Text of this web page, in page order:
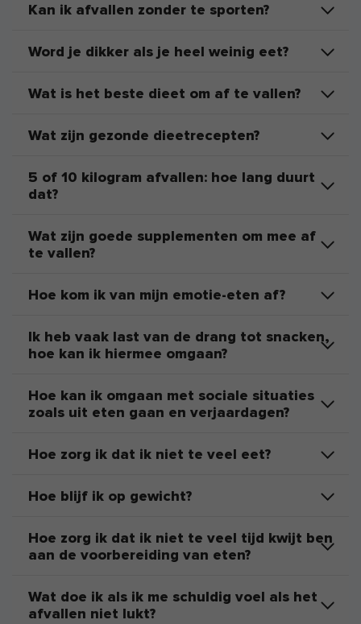
Kan ik afvallen zonder te sporten?
Word je dikker als je heel weinig eet?
Wat is het beste dieet om af te vallen?
Wat zijn gezonde dieetrecepten?
5 of 10 kilogram afvallen: hoe lang duurt
dat?
Wat zijn goede supplementen om mee af
te vallen?
Hoe kom ik van mijn emotie-eten af?
Ik heb vaak last van de drang tot snacken,
hoe kan ik hiermee omgaan?
Hoe kan ik omgaan met sociale situaties
zoals uit eten gaan en verjaardagen?
Hoe zorg ik dat ik niet te veel eet?
Hoe blijf ik op gewicht?
Hoe zorg ik dat ik niet te veel tijd kwijt ben
aan de voorbereiding van eten?
Wat doe ik als ik me schuldig voel als het
afvallen niet lukt?